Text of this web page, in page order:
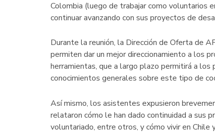
Colombia (luego de trabajar como voluntarios
continuar avanzando con sus proyectos de
Durante la reunión, la Dirección de Oferta de
permiten dar un mejor direccionamiento a los
herramientas, que a largo plazo permitirá a
conocimientos generales sobre este tipo de
Así mismo, los asistentes expusieron
relataron cómo le han dado continuidad a sus
voluntariado, entre otros, y cómo vivir en Chile